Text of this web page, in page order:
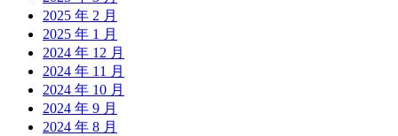
2025 年 2 月
2025 年 1 月
2024 年 12 月
2024 年 11 月
2024 年 10 月
2024 年 9 月
2024 年 8 月